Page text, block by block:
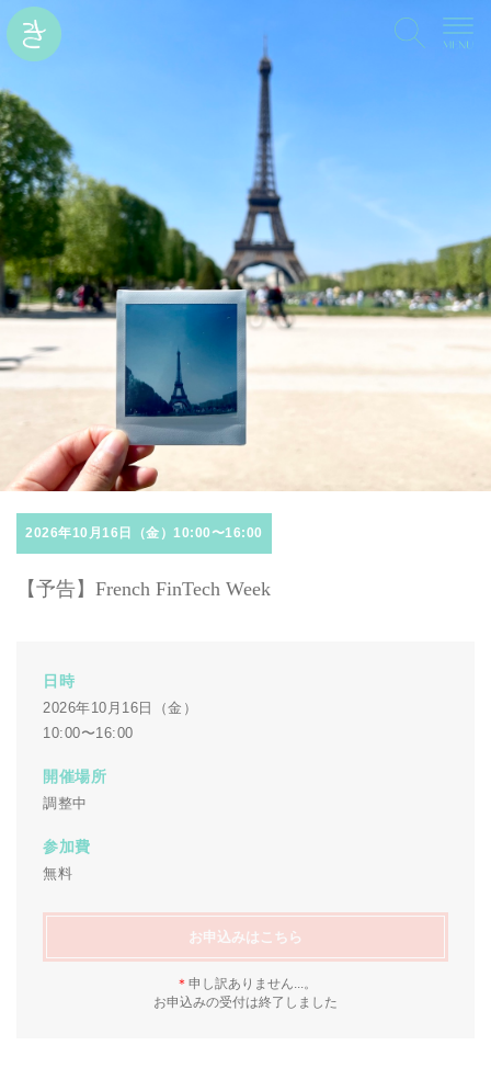
2026年10月16日（金）10:00〜16:00
【予告】French FinTech Week
日時
2026年10月16日（金）
10:00〜16:00
開催場所
調整中
参加費
無料
お申込みはこちら
＊ 申し訳ありません...。
お申込みの受付は終了しました